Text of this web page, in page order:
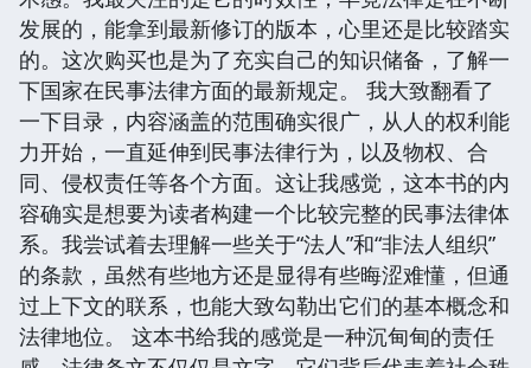
发展的，能拿到最新修订的版本，心里还是比较踏实
的。这次购买也是为了充实自己的知识储备，了解一
下国家在民事法律方面的最新规定。 我大致翻看了
一下目录，内容涵盖的范围确实很广，从人的权利能
力开始，一直延伸到民事法律行为，以及物权、合
同、侵权责任等各个方面。这让我感觉，这本书的内
容确实是想要为读者构建一个比较完整的民事法律体
系。我尝试着去理解一些关于“法人”和“非法人组织”
的条款，虽然有些地方还是显得有些晦涩难懂，但通
过上下文的联系，也能大致勾勒出它们的基本概念和
法律地位。 这本书给我的感觉是一种沉甸甸的责任